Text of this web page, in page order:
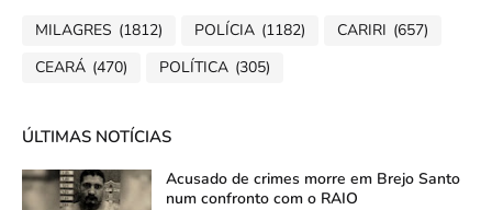
MILAGRES (1812) POLÍCIA (1182) CARIRI (657)
CEARÁ (470) POLÍTICA (305)
ÚLTIMAS NOTÍCIAS
Acusado de crimes morre em Brejo Santo
num confronto com o RAIO